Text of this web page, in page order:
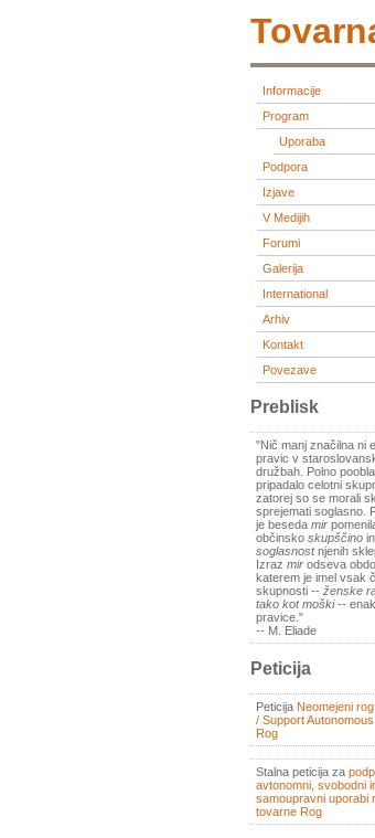
Informacije
Program
Uporaba
Podpora
Izjave
V Medijih
Forumi
Galerija
International
Arhiv
Kontakt
Povezave
Preblisk
"Nič manj značilna ni
pravic v
družbah. Polno
pripadalo celotni
zatorej so se morali
sprejemati soglasno.
je beseda mir
občinsko skupščino
soglasnostnjenih
Izraz mir odseva
katerem je imel vsak
skupnosti -- ženske
tako kot moški--
pravice."
-- M. Eliade
Peticija
Peticija Neomejeni
/ Support
Rog
Stalna peticija za
avtonomni, svobodni
samoupravni uporabi
tovarne Rog